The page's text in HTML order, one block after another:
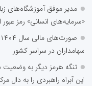
مدیر موفق آموزشگاه‌های
«سرمایه‌های انسانی» رمز
سهامداران در سراسر کشور
تنگه هرمز دیگر به وضعیت
این آبراه راهبردی را به